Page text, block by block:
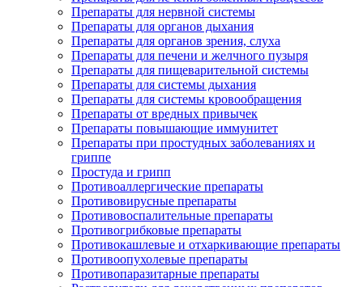
Препараты для нервной системы
Препараты для органов дыхания
Препараты для органов зрения, слуха
Препараты для печени и желчного пузыря
Препараты для пищеварительной системы
Препараты для системы дыхания
Препараты для системы кровообращения
Препараты от вредных привычек
Препараты повышающие иммунитет
Препараты при простудных заболеваниях и
гриппе
Простуда и грипп
Противоаллергические препараты
Противовирусные препараты
Противовоспалительные препараты
Противогрибковые препараты
Противокашлевые и отхаркивающие препараты
Противоопухолевые препараты
Противопаразитарные препараты